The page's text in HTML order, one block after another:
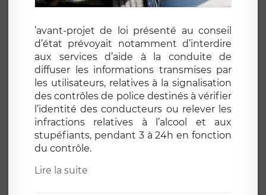
’avant-projet de loi présenté au conseil
d’état prévoyait notamment d’interdire
aux services d’aide à la conduite de
diffuser les informations transmises par
les utilisateurs, relatives à la signalisation
des contrôles de police destinés à vérifier
l’identité des conducteurs ou relever les
infractions relatives à l’alcool et aux
stupéfiants, pendant 3 à 24h en fonction
du contrôle.
Lire la suite